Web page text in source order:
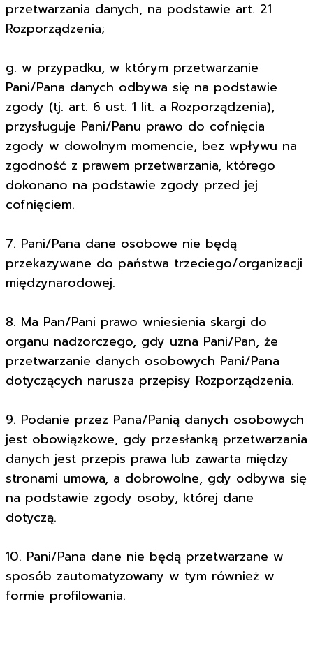
przetwarzania danych, na podstawie art. 21
Rozporządzenia;
g. w przypadku, w którym przetwarzanie
Pani/Pana danych odbywa się na podstawie
zgody (tj. art. 6 ust. 1 lit. a Rozporządzenia),
przysługuje Pani/Panu prawo do cofnięcia
zgody w dowolnym momencie, bez wpływu na
zgodność z prawem przetwarzania, którego
dokonano na podstawie zgody przed jej
cofnięciem.
7. Pani/Pana dane osobowe nie będą
przekazywane do państwa trzeciego/organizacji
międzynarodowej.
8. Ma Pan/Pani prawo wniesienia skargi do
organu nadzorczego, gdy uzna Pani/Pan, że
przetwarzanie danych osobowych Pani/Pana
dotyczących narusza przepisy Rozporządzenia.
9. Podanie przez Pana/Panią danych osobowych
jest obowiązkowe, gdy przesłanką przetwarzania
danych jest przepis prawa lub zawarta między
stronami umowa, a dobrowolne, gdy odbywa się
na podstawie zgody osoby, której dane
dotyczą.
10. Pani/Pana dane nie będą przetwarzane w
sposób zautomatyzowany w tym również w
formie profilowania.